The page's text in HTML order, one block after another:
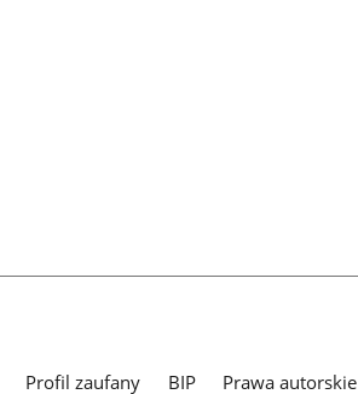
Profil zaufany BIP Prawa autorskie